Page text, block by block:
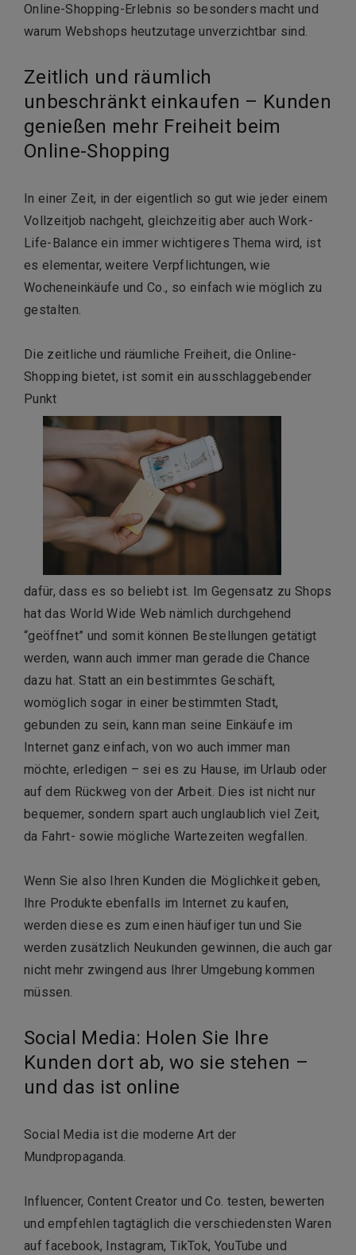
Online-Shopping-Erlebnis so besonders macht und
warum Webshops heutzutage unverzichtbar sind.
Zeitlich und räumlich
unbeschränkt einkaufen – Kunden
genießen mehr Freiheit beim
Online-Shopping
In einer Zeit, in der eigentlich so gut wie jeder einem
Vollzeitjob nachgeht, gleichzeitig aber auch Work-
Life-Balance ein immer wichtigeres Thema wird, ist
es elementar, weitere Verpflichtungen, wie
Wocheneinkäufe und Co., so einfach wie möglich zu
gestalten.
Die zeitliche und räumliche Freiheit, die Online-
Shopping bietet, ist somit ein ausschlaggebender
Punkt
dafür, dass es so beliebt ist. Im Gegensatz zu Shops
hat das World Wide Web nämlich durchgehend
“geöffnet” und somit können Bestellungen getätigt
werden, wann auch immer man gerade die Chance
dazu hat. Statt an ein bestimmtes Geschäft,
womöglich sogar in einer bestimmten Stadt,
gebunden zu sein, kann man seine Einkäufe im
Internet ganz einfach, von wo auch immer man
möchte, erledigen – sei es zu Hause, im Urlaub oder
auf dem Rückweg von der Arbeit. Dies ist nicht nur
bequemer, sondern spart auch unglaublich viel Zeit,
da Fahrt- sowie mögliche Wartezeiten wegfallen.
Wenn Sie also Ihren Kunden die Möglichkeit geben,
Ihre Produkte ebenfalls im Internet zu kaufen,
werden diese es zum einen häufiger tun und Sie
werden zusätzlich Neukunden gewinnen, die auch gar
nicht mehr zwingend aus Ihrer Umgebung kommen
müssen.
Social Media: Holen Sie Ihre
Kunden dort ab, wo sie stehen –
und das ist online
Social Media ist die moderne Art der
Mundpropaganda.
Influencer, Content Creator und Co. testen, bewerten
und empfehlen tagtäglich die verschiedensten Waren
auf facebook, Instagram, TikTok, YouTube und